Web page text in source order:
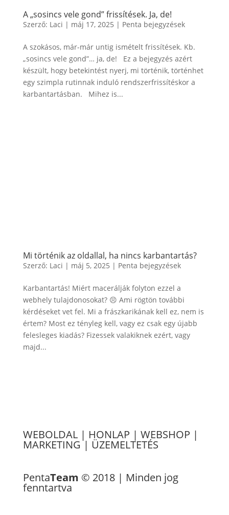
A „sosincs vele gond” frissítések. Ja, de!
Szerző: Laci | máj 17, 2025 | Penta bejegyzések
A szokásos, már-már untig ismételt frissítések. Kb.
„sosincs vele gond”… ja, de! Ez a bejegyzés azért
készült, hogy betekintést nyerj, mi történik, történhet
egy szimpla rutinnak induló rendszerfrissítéskor a
karbantartásban. Mihez is...
Mi történik az oldallal, ha nincs karbantartás?
Szerző: Laci | máj 5, 2025 | Penta bejegyzések
Karbantartás! Miért macerálják folyton ezzel a
webhely tulajdonosokat? 😣 Ami rögtön további
kérdéseket vet fel. Mi a frászkarikának kell ez, nem is
értem? Most ez tényleg kell, vagy ez csak egy újabb
felesleges kiadás? Fizessek valakiknek ezért, vagy
majd...
WEBOLDAL | HONLAP | WEBSHOP |
MARKETING| ÜZEMELTETÉS
PentaTeam © 2018 | Minden jog
fenntartva